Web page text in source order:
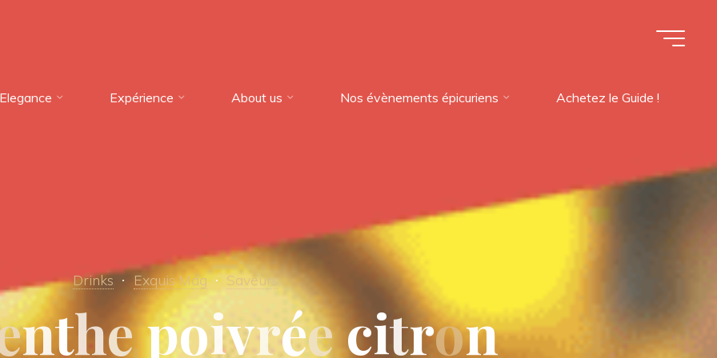
Elegance Expérience About us Nos évènements épicuriens Achetez le Guide !
Drinks Exquis Mag Saveurs
nthepoivréecitron